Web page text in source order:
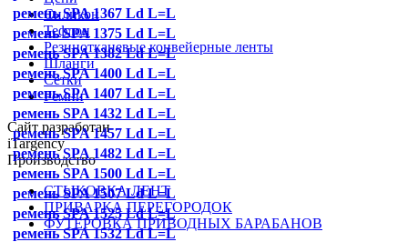
ремень SPA 1367 Ld L=L
ремень SPA 1375 Ld L=L
ремень SPA 1382 Ld L=L
ремень SPA 1400 Ld L=L
ремень SPA 1407 Ld L=L
ремень SPA 1432 Ld L=L
ремень SPA 1457 Ld L=L
ремень SPA 1482 Ld L=L
ремень SPA 1500 Ld L=L
ремень SPA 1507 Ld L=L
ремень SPA 1525 Ld L=L
ремень SPA 1532 Ld L=L
Силикон
Тефлон
Резинотканевые конвейерные ленты
Шланги
Сетки
Ремни
Сайт разработан
iTargency
Производство
СТЫКОВКА ЛЕНТ
ПРИВАРКА ПЕРЕГОРОДОК
ФУТЕРОВКА ПРИВОДНЫХ БАРАБАНОВ